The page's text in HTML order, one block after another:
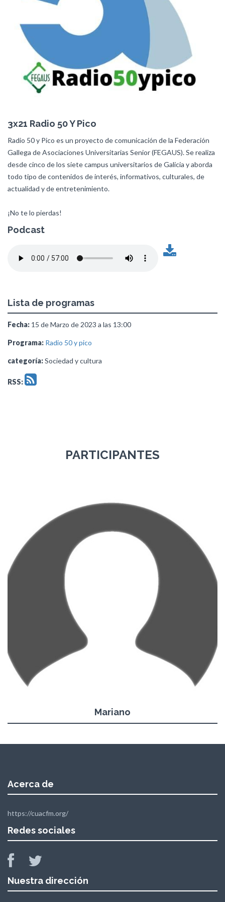
3x21 Radio 50 Y Pico
Radio 50 y Pico es un proyecto de comunicación de la Federación
Gallega de Asociaciones Universitarias Senior (FEGAUS). Se realiza
desde cinco de los siete campus universitarios de Galicia y aborda
todo tipo de contenidos de interés, informativos, culturales, de
actualidad y de entretenimiento.
¡No te lo pierdas!
Podcast
Lista de programas
Fecha: 15 de Marzo de 2023 a las 13:00
Programa: Radio 50 y pico
categoría:Sociedad y cultura
RSS:
PARTICIPANTES
Mariano
Acerca de
https://cuacfm.org/
Redes sociales
Nuestra dirección